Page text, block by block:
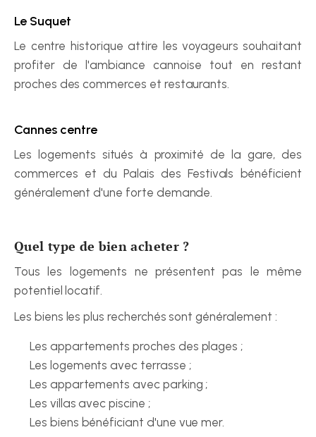
Le Suquet
Le centre historique attire les voyageurs souhaitant
profiter de l'ambiance cannoise tout en restant
proches des commerces et restaurants.
Cannes centre
Les logements situés à proximité de la gare, des
commerces et du Palais des Festivals bénéficient
généralement d'une forte demande.
Quel type de bien acheter ?
Tous les logements ne présentent pas le même
potentiel locatif.
Les biens les plus recherchés sont généralement :
Les appartements proches des plages ;
Les logements avec terrasse ;
Les appartements avec parking ;
Les villas avec piscine ;
Les biens bénéficiant d'une vue mer.